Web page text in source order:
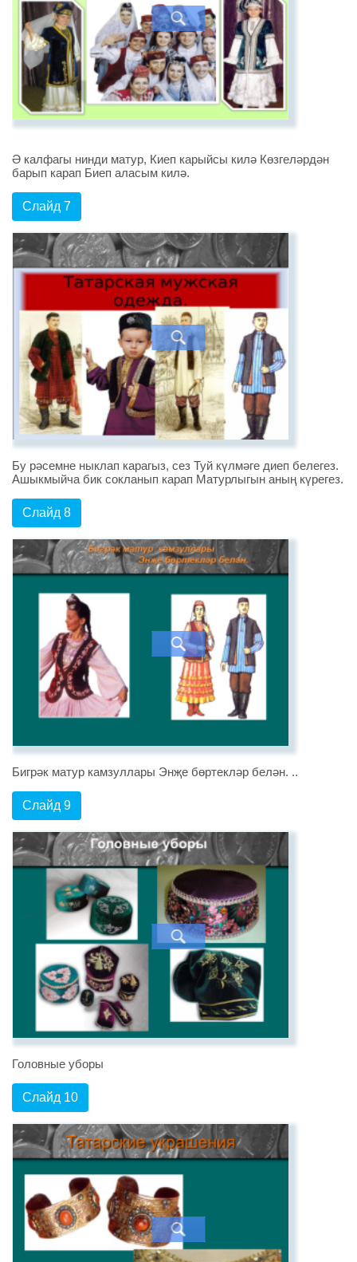
Ә калфагы нинди матур, Киеп карыйсы килә Көзгеләрдән
барып карап Биеп аласым килә.
Слайд 7
Бу рәсемне ныклап карагыз, сез Туй күлмәге диеп белегез.
Ашыкмыйча бик сокланып карап Матурлыгын аның күрегез.
Слайд 8
Бигрәк матур камзуллары Энҗе бөртекләр белән. ..
Слайд 9
Головные уборы
Слайд 10